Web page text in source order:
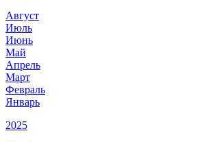
Август
Июль
Июнь
Май
Апрель
Март
Февраль
Январь
2025